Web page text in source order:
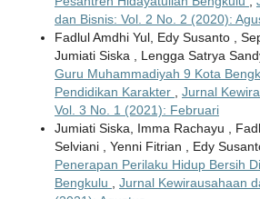
dan Bisnis: Vol. 2 No. 2 (2020):
Fadlul Amdhi Yul, Edy Susanto ,
Jumiati Siska , Lengga Satrya
Guru Muhammadiyah 9 Kota
Pendidikan Karakter
Jurnal
Vol. 3 No. 1 (2021): Februari
Jumiati Siska, Imma Rachayu ,
Selviani , Yenni Fitrian , Edy
Penerapan Perilaku Hidup Bersih
Bengkulu
Jurnal Kewirausahaan